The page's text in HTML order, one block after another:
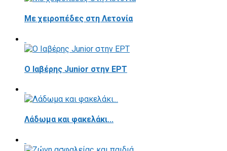
Με χειροπέδες στη Λετονία
Ο Ιαβέρης Junior στην ΕΡΤ
Λάδωμα και φακελάκι...